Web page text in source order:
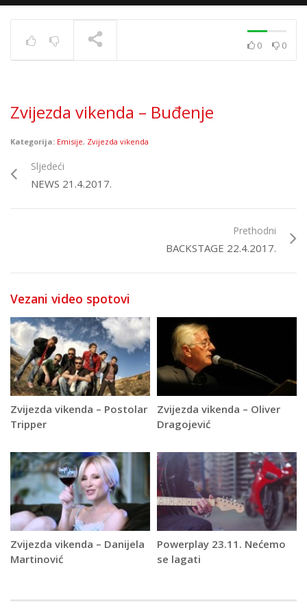
0 0
Zvijezda vikenda – Buđenje
Kategorija: Emisije, Zvijezda vikenda
Sljedeći
NEWS 21.4.2017.
Prethodni
BACKSTAGE 22.4.2017.
Vezani video spotovi
Zvijezda vikenda – Postolar
Tripper
Zvijezda vikenda – Oliver
Dragojević
Zvijezda vikenda – Danijela
Martinović
Powerplay 23.11. Nećemo
se lagati